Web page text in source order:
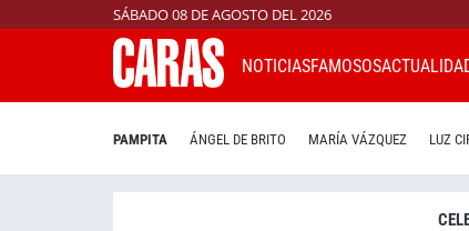
SÁBADO 08 DE AGOSTO DEL 2026
NOTICIASFAMOSOS
PAMPITA ÁNGEL DE BRITO MARÍA VÁZQUEZ LUZ